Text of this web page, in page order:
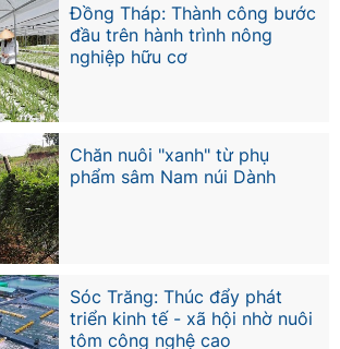
Đồng Tháp: Thành công bước
đầu trên hành trình nông
nghiệp hữu cơ
Chăn nuôi "xanh" từ phụ
phẩm sâm Nam núi Dành
Sóc Trăng: Thúc đẩy phát
triển kinh tế - xã hội nhờ nuôi
tôm công nghệ cao